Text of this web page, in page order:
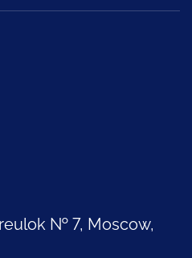
№ 7, Moscow,